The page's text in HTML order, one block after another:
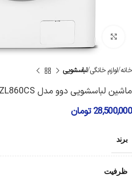
برای بزرگنمایی کلیک کنید
خانه لوازم خانگی لباسشویی
ماشین لباسشویی دوو مدل DWK-ZL860CS
28,500,000تومان
برند
ظرفیت